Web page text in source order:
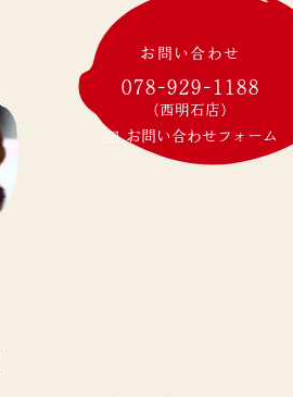
お問い合わせ
078-929-1188
(西明石店)
お問い合わせフォーム